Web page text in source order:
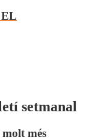
setmanal
més